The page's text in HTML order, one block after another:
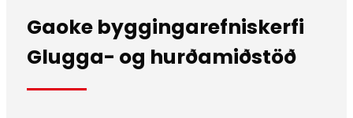
Gaoke byggingarefniskerfi
Glugga- og hurðamiðstöð